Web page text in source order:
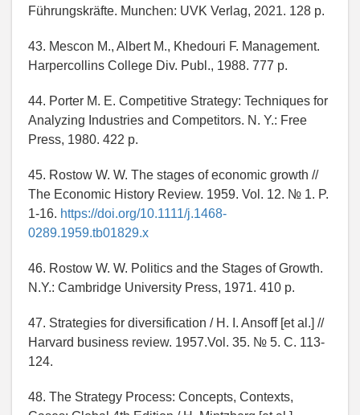
Führungskräfte. Munchen: UVK Verlag, 2021. 128 p.
43. Mescon M., Albert M., Khedouri F. Management.
Harpercollins College Div. Publ., 1988. 777 p.
44. Porter M. E. Competitive Strategy: Techniques for
Analyzing Industries and Competitors. N. Y.: Free
Press, 1980. 422 p.
45. Rostow W. W. The stages of economic growth //
The Economic History Review. 1959. Vol. 12. № 1. P.
1-16. https://doi.org/10.1111/j.1468-
0289.1959.tb01829.x
46. Rostow W. W. Politics and the Stages of Growth.
N.Y.: Cambridge University Press, 1971. 410 p.
47. Strategies for diversification / H. I. Ansoff [et al.] //
Harvard business review. 1957.Vol. 35. № 5. С. 113-
124.
48. The Strategy Process: Concepts, Contexts,